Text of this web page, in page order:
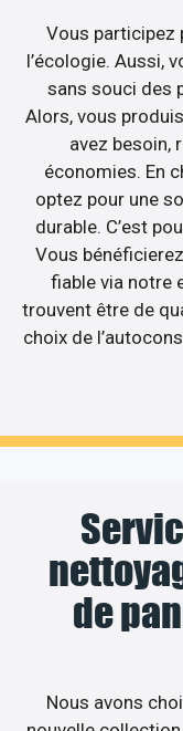
Vous participez
l’écologie. Aussi,
sans souci des
Alors, vous
avez besoin,
économies. En
optez pour une
durable. C’est
Vous
fiable via notre
trouvent être de
choix de
de
Nous avons